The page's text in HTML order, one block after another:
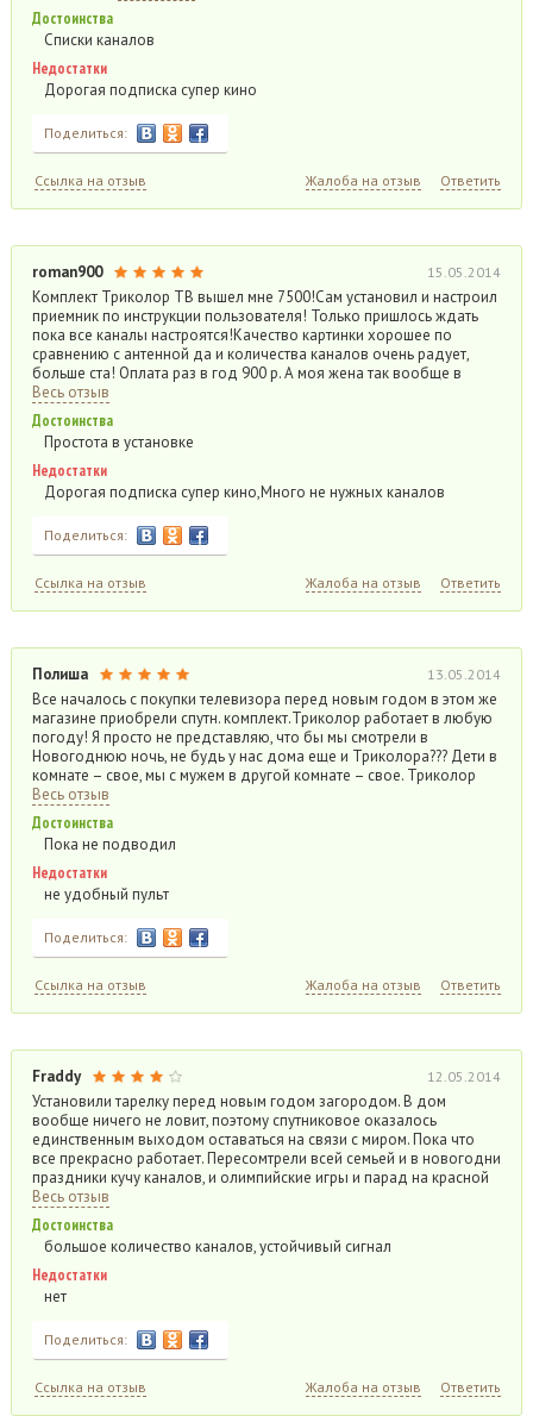
Достоинства
Списки каналов
Недостатки
Дорогая подписка супер кино
Поделиться:
Ссылка на отзыв Жалоба на отзыв Ответить
roman900 15.05.2014
Комплект Триколор ТВ вышел мне 7500!Сам установил и настроил
приемник по инструкции пользователя! Только пришлось ждать
пока все каналы настроятся!Качество картинки хорошее по
сравнению с антенной да и количества каналов очень радует,
больше ста! Оплата раз в год 900 р. А моя жена так вообще в
Весь отзыв
Достоинства
Простота в установке
Недостатки
Дорогая подписка супер кино,Много не нужных каналов
Поделиться:
Ссылка на отзыв Жалоба на отзыв Ответить
Полиша 13.05.2014
Все началось с покупки телевизора перед новым годом в этом же
магазине приобрели спутн. комплект.Триколор работает в любую
погоду! Я просто не представляю, что бы мы смотрели в
Новогоднюю ночь, не будь у нас дома еще и Триколора??? Дети в
комнате – свое, мы с мужем в другой комнате – свое. Триколор
Весь отзыв
Достоинства
Пока не подводил
Недостатки
не удобный пульт
Поделиться:
Ссылка на отзыв Жалоба на отзыв Ответить
Fraddy 12.05.2014
Установили тарелку перед новым годом загородом. В дом
вообще ничего не ловит, поэтому спутниковое оказалось
единственным выходом оставаться на связи с миром. Пока что
все прекрасно работает. Пересомтрели всей семьей и в новогодни
праздники кучу каналов, и олимпийские игры и парад на красной
Весь отзыв
Достоинства
большое количество каналов, устойчивый сигнал
Недостатки
нет
Поделиться:
Ссылка на отзыв Жалоба на отзыв Ответить